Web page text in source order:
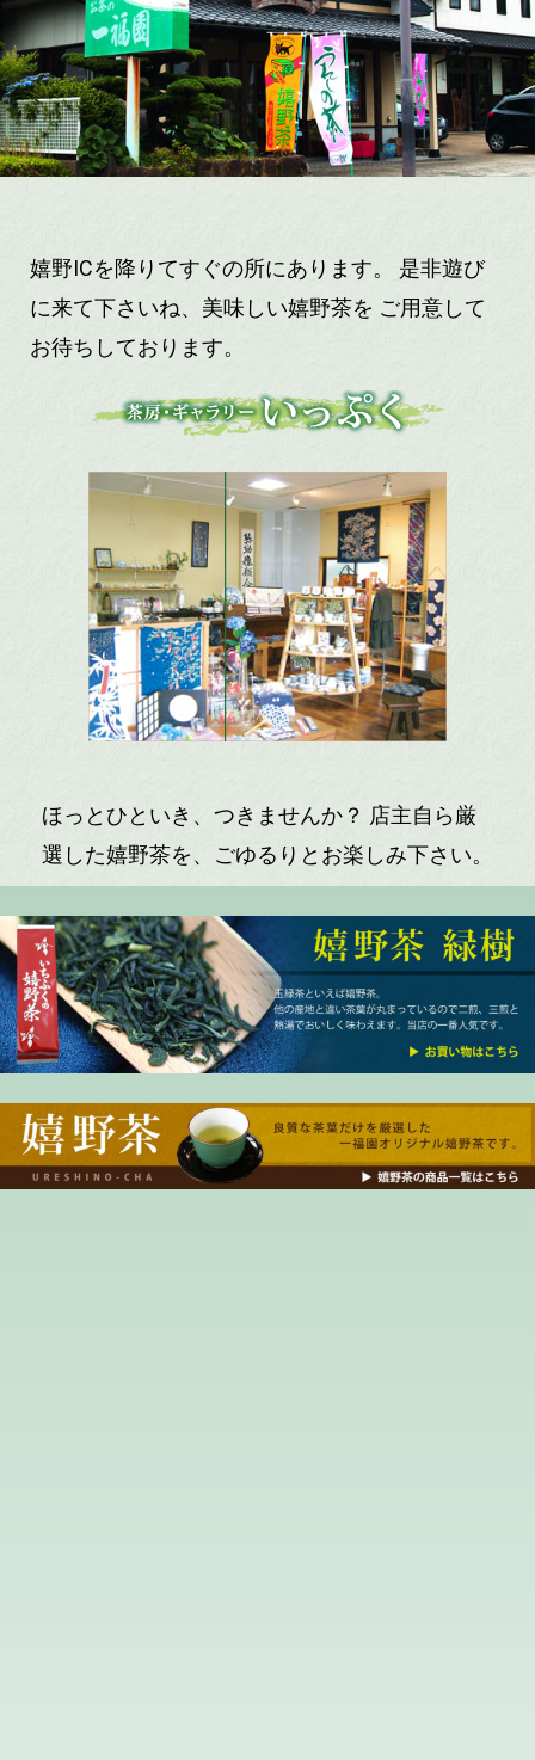
嬉野ICを降りてすぐの所にあります。 是非遊び
に来て下さいね、美味しい嬉野茶を ご用意して
お待ちしております。
ほっとひといき、つきませんか？ 店主自ら厳
選した嬉野茶を、ごゆるりとお楽しみ下さい。